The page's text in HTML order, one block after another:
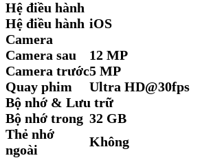
Hệ điều hành
Hệ điều hành iOS
Camera
Camera sau
12 MP
Camera trước5 MP
Quay phim
Ultra HD@30fps
Bộ nhớ & Lưu trữ
Bộ nhớ trong 32 GB
Thẻ nhớ
ngoài
Không